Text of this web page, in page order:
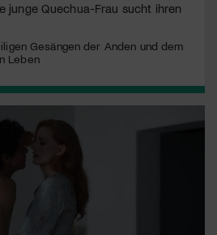
junge Quechua-Frau sucht ihren
Gesängen der Anden und dem
Leben